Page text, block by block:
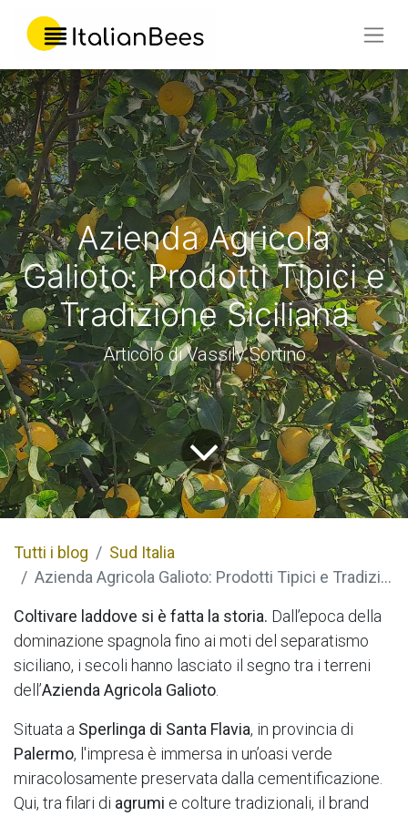
Azienda Agricola
Galioto: Prodotti Tipici e
Tradizione Siciliana
Articolo di Vassily Sortino
Tutti i blog
Sud Italia
Azienda Agricola Galioto: Prodotti Tipici e Tradizione Siciliana
Coltivare laddove si è fatta la storia. Dall’epoca della
dominazione spagnola fino ai moti del separatismo
siciliano, i secoli hanno lasciato il segno tra i terreni
dell’Azienda Agricola Galioto
Situata a Sperlinga di Santa Flavia, in provincia di
Palermo, l'impresa è immersa in un’oasi verde
miracolosamente preservata dalla cementificazione.
Qui, tra filari di agrumi e colture tradizionali, il brand